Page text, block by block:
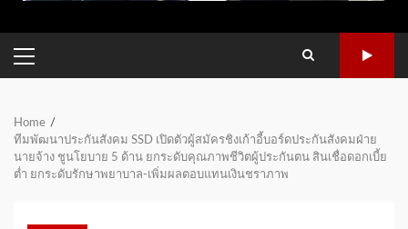
PRIMARY
MENU
Home
ทีมพัฒนาประกันสังคม SSD เปิดตัวผู้สมัครชิงเก้าอี้บอร์ดประกันสังคมฝ่าย
นายจ้าง ชูนโยบาย 5 ด้าน ยกระดับคุณภาพชีวิตผู้ประกันตน สินเชื่อดอกเบี้ย
ต่ำ ยกระดับรักษาพยาบาล-เพิ่มผลตอบแทนเงินชราภาพ